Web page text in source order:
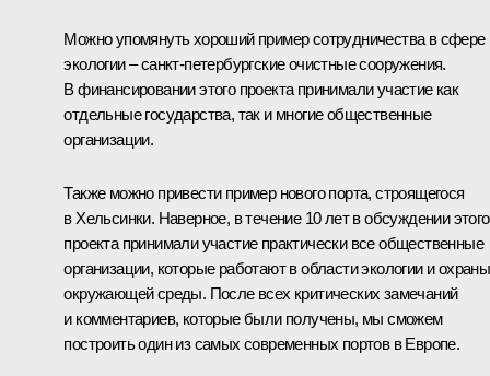
Можно упомянуть хороший пример сотрудничества в сфере
экологии – санкт-петербургские очистные сооружения.
В финансировании этого проекта принимали участие как
отдельные государства, так и многие общественные
организации.
Также можно привести пример нового порта, строящегося
в Хельсинки. Наверное, в течение 10 лет в обсуждении этого
проекта принимали участие практически все общественные
организации, которые работают в области экологии и охраны
окружающей среды. После всех критических замечаний
и комментариев, которые были получены, мы сможем
построить один из самых современных портов в Европе.